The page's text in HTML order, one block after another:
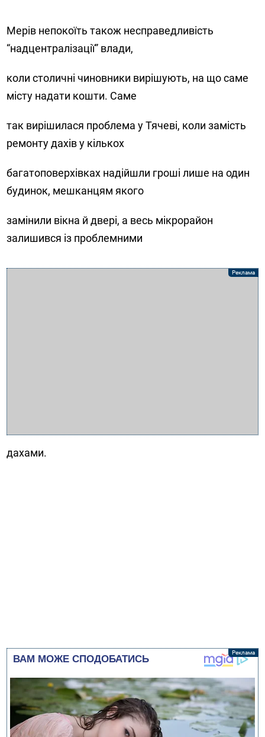
Мерів непокоїть також несправедливість
“надцентралізації” влади,
коли столичні чиновники вирішують, на що саме
місту надати кошти. Саме
так вирішилася проблема у Тячеві, коли замість
ремонту дахів у кількох
багатоповерхівках надійшли гроші лише на один
будинок, мешканцям якого
замінили вікна й двері, а весь мікрорайон
залишився із проблемними
дахами.